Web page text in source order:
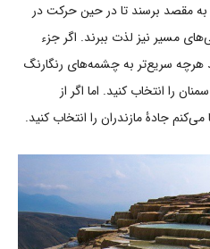
به مقصد برسند تا در حین حرکت در
مسیر نیز لذت ببرند. اگر جزء
سریع‌تر به چشمه‌های رنگارنگ
را انتخاب کنید. اما اگر از
جادۀ مازندران را انتخاب کنید.